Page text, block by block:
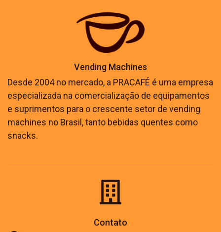
Vending Machines
Desde 2004 no mercado, a PRACAFÉ é uma empresa
especializada na comercialização de equipamentos
e suprimentos para o crescente setor de vending
machines no Brasil, tanto bebidas quentes como
snacks.
Contato